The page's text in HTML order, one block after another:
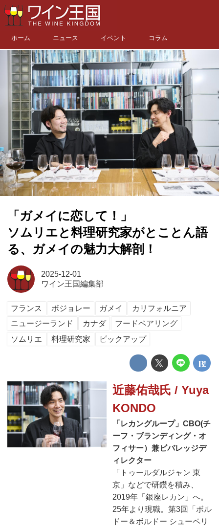
ホーム ニュース イベント コラム
「ガメイに恋して！」
ソムリエと料理研究家がとことん語
る、ガメイの魅力大解剖！
2025-12-01
ワイン王国編集部
フランス ボジョレー ガメイ
カリフォルニア
ニュージーランド
カナダ
フードペアリング
ソムリエ
料理研究家 ピックアップ
近藤佑哉氏 / Yuya
KONDO
「レカングループ」CBO(チ
ーフ・ブランディング・オ
フィサー）兼ビバレッジデ
ィレクター
「トゥールダルジャン 東
京」などで研鑽を積み、
2019年「銀座レカン」へ。
25年より現職。第3回「ボル
ドー＆ボルドー シューペリ